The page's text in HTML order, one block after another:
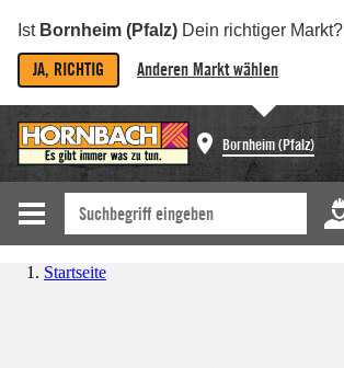
Ist Bornheim (Pfalz) Dein richtiger Markt?
JA, RICHTIG Anderen Markt wählen
Bornheim (Pfalz)
Startseite